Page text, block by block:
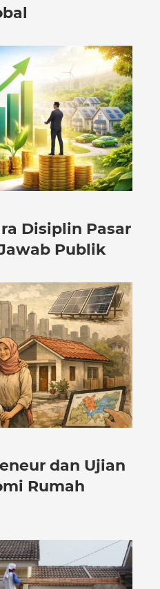
Disiplin Pasar
Publik
dan Ujian
Rumah